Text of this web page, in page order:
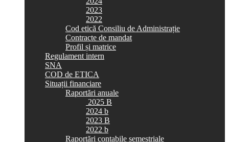
2023
2022
Cod etică Consiliu de Administrație
Contracte de mandat
Profil și matrice
Regulament intern
SNA
COD de ETICA
Situații financiare
Raportări anuale
2025 B
2024 b
2023 B
2022 b
Raportări contabile semestriale